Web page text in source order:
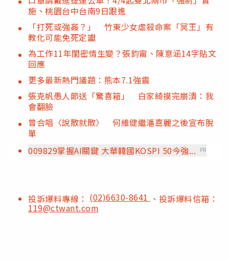
施、桃園台中台南9日跟進
「打死或強姦？」 竹東少女虐殺命案「冥王」有
教化可能免死定讞
為工作11年閨密情生變？張鈞甯、陳意涵14字貼文
回應
更多最新熱門議題：熊本7.1強震
張克帆愚人節送「驚喜箱」 白家綺摸完崩潰：我
會翻臉
曾合唱〈說散就散〉 何維健繼潘嘉麗之後宣布脫
單
009829掌握AI關鍵 大華韓國KOSPI 50今強...
PR
投訴爆料專線： (02)6630-8641 、投訴爆料信箱：
119@ctwant.com